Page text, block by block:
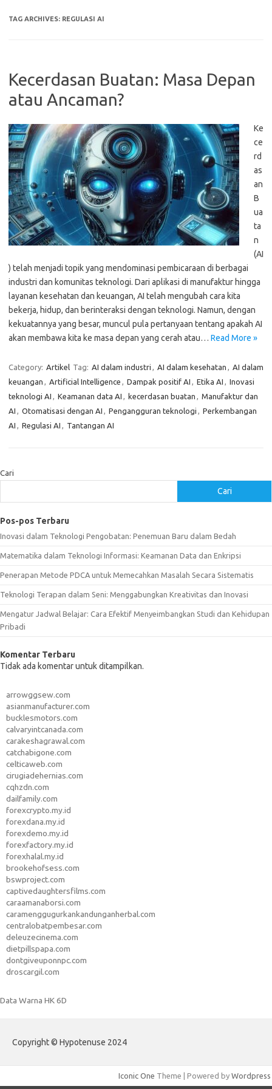
TAG ARCHIVES: REGULASI AI
Kecerdasan Buatan: Masa Depan
atau Ancaman?
Ke
ce
rd
as
an
B
ua
ta
n
(AI
) telah menjadi topik yang mendominasi pembicaraan di berbagai
industri dan komunitas teknologi. Dari aplikasi di manufaktur hingga
layanan kesehatan dan keuangan, AI telah mengubah cara kita
bekerja, hidup, dan berinteraksi dengan teknologi. Namun, dengan
kekuatannya yang besar, muncul pula pertanyaan tentang apakah AI
akan membawa kita ke masa depan yang cerah atau… Read More »
Category: Artikel Tag: AI dalam industri , AI dalam kesehatan , AI dalam
keuangan , Artificial Intelligence , Dampak positif AI , Etika AI , Inovasi
teknologi AI , Keamanan data AI , kecerdasan buatan , Manufaktur dan
AI , Otomatisasi dengan AI , Pengangguran teknologi , Perkembangan
AI , Regulasi AI , Tantangan AI
Cari
Cari
Pos-pos Terbaru
Inovasi dalam Teknologi Pengobatan: Penemuan Baru dalam Bedah
Matematika dalam Teknologi Informasi: Keamanan Data dan Enkripsi
Penerapan Metode PDCA untuk Memecahkan Masalah Secara Sistematis
Teknologi Terapan dalam Seni: Menggabungkan Kreativitas dan Inovasi
Mengatur Jadwal Belajar: Cara Efektif Menyeimbangkan Studi dan Kehidupan
Pribadi
Komentar Terbaru
Tidak ada komentar untuk ditampilkan.
arrowggsew.com
asianmanufacturer.com
bucklesmotors.com
calvaryintcanada.com
carakeshagrawal.com
catchabigone.com
celticaweb.com
cirugiadehernias.com
cqhzdn.com
dailfamily.com
forexcrypto.my.id
forexdana.my.id
forexdemo.my.id
forexfactory.my.id
forexhalal.my.id
brookehofsess.com
bswproject.com
captivedaughtersfilms.com
caraamanaborsi.com
caramenggugurkankandunganherbal.com
centralobatpembesar.com
deleuzecinema.com
dietpillspapa.com
dontgiveuponnpc.com
droscargil.com
Data Warna HK 6D
Copyright © Hypotenuse 2024
Iconic One Theme | Powered by Wordpress